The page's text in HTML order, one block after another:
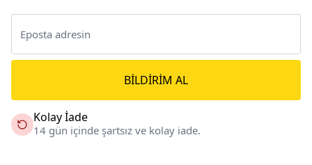
BILDIRIM AL
Kolay İade
14 gün içinde şartsız ve kolay iade.